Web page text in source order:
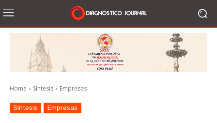
Home Síntesis Empresas
Síntesis Empresas